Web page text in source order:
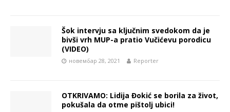
Šok intervju sa ključnim svedokom da je
bivši vrh MUP-a pratio Vučićevu porodicu
(VIDEO)
новембар 28, 2021 Reporter
OTKRIVAMO: Lidija Đokić se borila za život,
pokušala da otme pištolj ubici!